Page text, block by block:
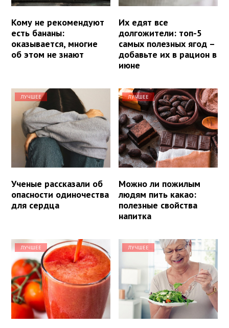
Кому не рекомендуют
есть бананы:
оказывается, многие
об этом не знают
Их едят все
долгожители: топ-5
самых полезных ягод –
добавьте их в рацион в
июне
ЛУЧШЕЕ
Ученые рассказали об
опасности одиночества
для сердца
ЛУЧШЕЕ
Можно ли пожилым
людям пить какао:
полезные свойства
напитка
ЛУЧШЕЕ ЛУЧШЕЕ